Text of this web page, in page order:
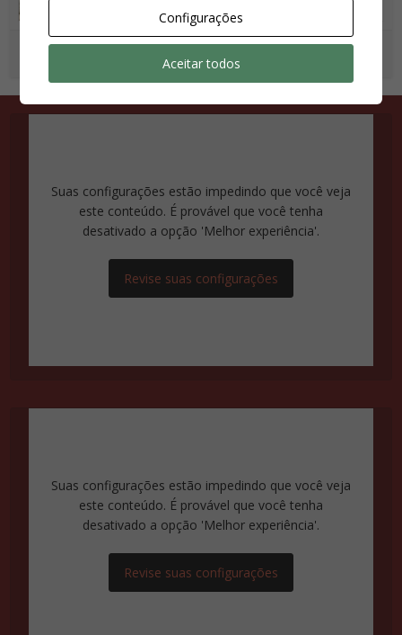
Suas configurações estão impedindo que você veja
este conteúdo. É provável que você tenha
desativado a opção 'Melhor experiência'.
Revise suas configurações
Suas configurações estão impedindo que você veja
este conteúdo. É provável que você tenha
desativado a opção 'Melhor experiência'.
Revise suas configurações
Configurações
Aceitar todos